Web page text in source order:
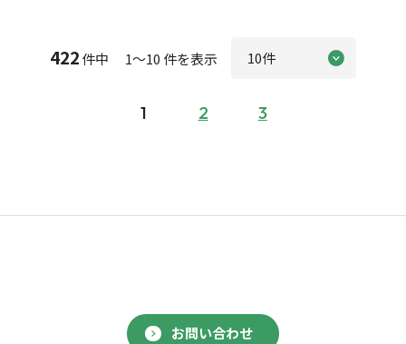
422件中 1～10 件を表示
1 2 3
お問い合わせ